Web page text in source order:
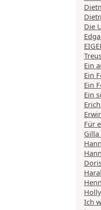
Die
Ein
Ein
Ein
Ein
Für
Ich